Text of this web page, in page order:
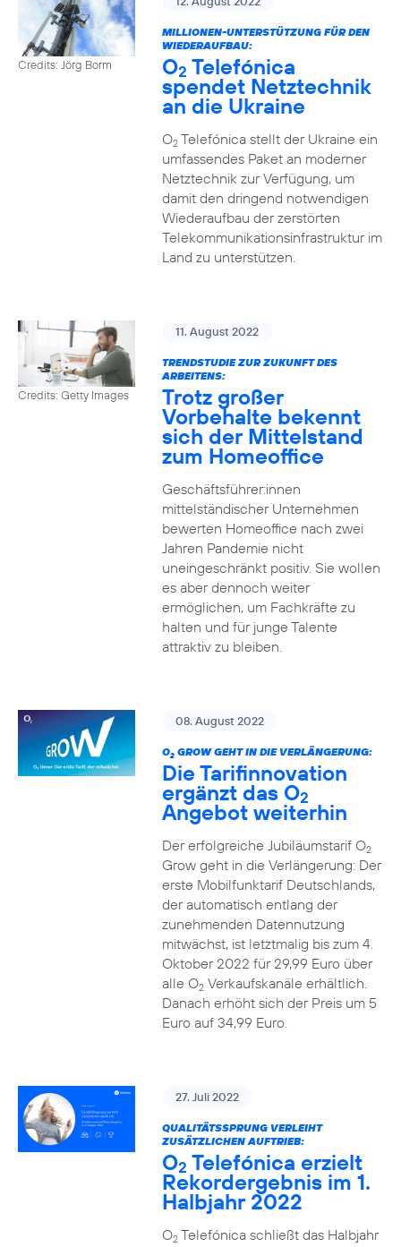
Credits: Jörg Borm
MILLIONEN-UNTERSTÜTZUNG FÜR DEN
WIEDERAUFBAU:
O2 Telefónica
spendet Netztechnik
an die Ukraine
O2Telefónica stellt der Ukraine ein
umfassendes Paket an moderner
Netztechnik zur Verfügung, um
damit den dringend notwendigen
Wiederaufbau der zerstörten
Telekommunikationsinfrastruktur im
Land zu unterstützen.
Credits: Getty Images
11. August 2022
TRENDSTUDIE ZUR ZUKUNFT DES
ARBEITENS:
Trotz großer
Vorbehalte bekennt
sich der Mittelstand
zum Homeoffice
Geschäftsführer:innen
mittelständischer Unternehmen
bewerten Homeoffice nach zwei
Jahren Pandemie nicht
uneingeschränkt positiv. Sie wollen
es aber dennoch weiter
ermöglichen, um Fachkräfte zu
halten und für junge Talente
attraktiv zu bleiben.
08. August 2022
O2GROW GEHT IN DIE VERLÄNGERUNG:
Die Tarifinnovation
ergänzt das O2
Angebot weiterhin
Der erfolgreiche Jubiläumstarif O2
Grow geht in die Verlängerung: Der
erste Mobilfunktarif Deutschlands,
der automatisch entlang der
zunehmenden Datennutzung
mitwächst, ist letztmalig bis zum 4.
Oktober 2022 für 29,99 Euro über
alle O2Verkaufskanäle erhältlich.
Danach erhöht sich der Preis um 5
Euro auf 34,99 Euro.
27. Juli 2022
QUALITÄTSSPRUNG VERLEIHT
ZUSÄTZLICHEN AUFTRIEB:
O2 Telefónica erzielt
Rekordergebnis im 1.
Halbjahr 2022
O2Telefónica schließt das Halbjahr